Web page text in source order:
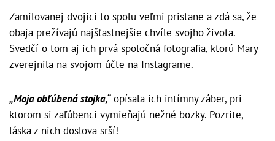
Zamilovanej dvojici to spolu veľmi pristane a zdá sa, že
obaja prežívajú najšťastnejšie chvíle svojho života.
Svedčí o tom aj ich prvá spoločná fotografia, ktorú Mary
zverejnila na svojom účte na Instagrame.
„Moja obľúbená stojka,“opísala ich intímny záber, pri
ktorom si zaľúbenci vymieňajú nežné bozky. Pozrite,
láska z nich doslova srší!